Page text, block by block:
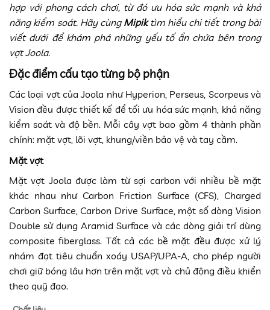
hợp với phong cách chơi, từ đó ưu hóa sức mạnh và khả
năng kiểm soát. Hãy cùng Mipiktìm hiểu chi tiết trong bài
viết dưới để khám phá những yếu tố ẩn chứa bên trong
vợt Joola.
Đặc điểm cấu tạo từng bộ phận
Các loại vợt của Joola như Hyperion, Perseus, Scorpeus và
Vision đều được thiết kế để tối ưu hóa sức mạnh, khả năng
kiểm soát và độ bền. Mỗi cây vợt bao gồm 4 thành phần
chính: mặt vợt, lõi vợt, khung/viền bảo vệ và tay cầm.
Mặt vợt
Mặt vợt Joola được làm từ sợi carbon với nhiều bề mặt
khác nhau như Carbon Friction Surface (CFS), Charged
Carbon Surface, Carbon Drive Surface, một số dòng Vision
Double sử dụng Aramid Surface và các dòng giải trí dùng
composite fiberglass. Tất cả các bề mặt đều được xử lý
nhám đạt tiêu chuẩn xoáy USAP/UPA-A, cho phép người
chơi giữ bóng lâu hơn trên mặt vợt và chủ động điều khiển
theo quỹ đạo.